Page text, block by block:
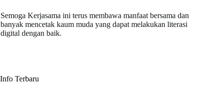
Semoga Kerjasama ini terus membawa manfaat bersama dan
banyak mencetak kaum muda yang dapat melakukan literasi
digital dengan baik.
Info Terbaru